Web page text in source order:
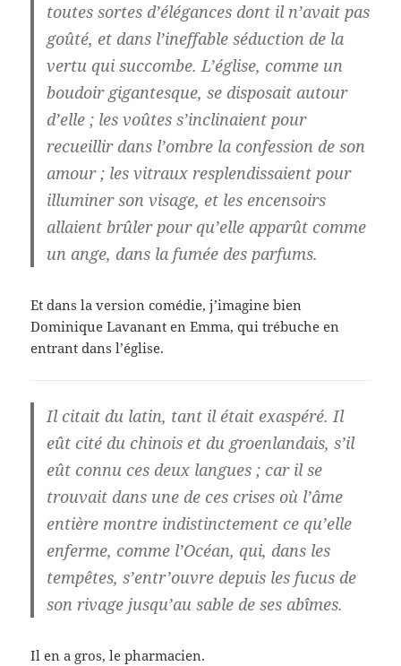
toutes sortes d’élégances dont il n’avait pas
goûté, et dans l’ineffable séduction de la
vertu qui succombe. L’église, comme un
boudoir gigantesque, se disposait autour
d’elle ; les voûtes s’inclinaient pour
recueillir dans l’ombre la confession de son
amour ; les vitraux resplendissaient pour
illuminer son visage, et les encensoirs
allaient brûler pour qu’elle apparût comme
un ange, dans la fumée des parfums.
Et dans la version comédie, j’imagine bien
Dominique Lavanant en Emma, qui trébuche en
entrant dans l’église.
Il citait du latin, tant il était exaspéré. Il
eût cité du chinois et du groenlandais, s’il
eût connu ces deux langues ; car il se
trouvait dans une de ces crises où l’âme
entière montre indistinctement ce qu’elle
enferme, comme l’Océan, qui, dans les
tempêtes, s’entr’ouvre depuis les fucus de
son rivage jusqu’au sable de ses abîmes.
Il en a gros, le pharmacien.